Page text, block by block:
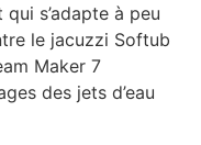
s’adapte à peu
le jacuzzi Softub
Maker 7
des jets d’eau